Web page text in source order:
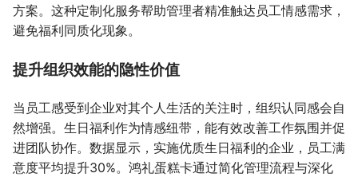
方案。这种定制化服务帮助管理者精准触达员工情感需求，
避免福利同质化现象。
提升组织效能的隐性价值
当员工感受到企业对其个人生活的关注时，组织认同感会自
然增强。生日福利作为情感纽带，能有效改善工作氛围并促
进团队协作。数据显示，实施优质生日福利的企业，员工满
意度平均提升30%。鸿礼蛋糕卡通过简化管理流程与深化